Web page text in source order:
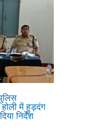
में हुड़दंग
निर्देश